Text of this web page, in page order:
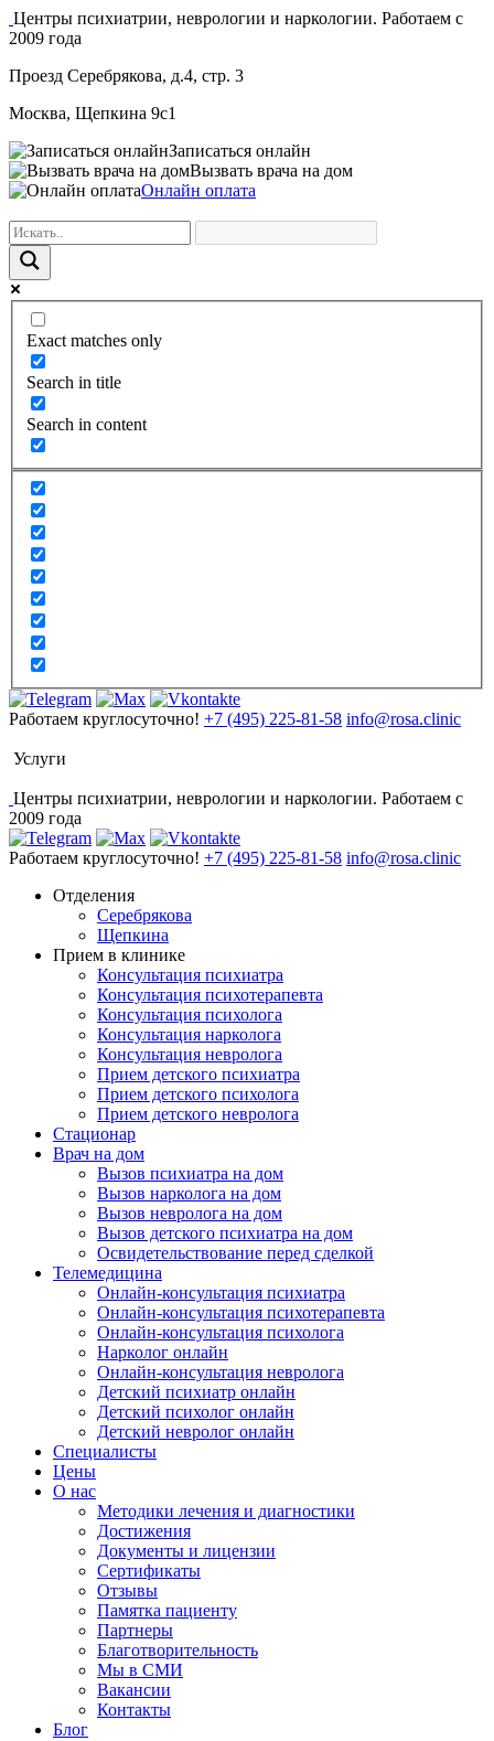
Центры психиатрии, неврологии и наркологии. Работаем с
2009 года
Проезд Серебрякова, д.4, стр. 3
Москва, Щепкина 9с1
Записаться онлайн
Вызвать врача на дом
Онлайн оплата
Exact matches only
Search in title
Search in content
Работаем круглосуточно! +7 (495) 225-81-58 info@rosa.clinic
Услуги
Центры психиатрии, неврологии и наркологии. Работаем с
2009 года
Работаем круглосуточно! +7 (495) 225-81-58 info@rosa.clinic
Отделения
Серебрякова
Щепкина
Прием в клинике
Консультация психиатра
Консультация психотерапевта
Консультация психолога
Консультация нарколога
Консультация невролога
Прием детского психиатра
Прием детского психолога
Прием детского невролога
Стационар
Врач на дом
Вызов психиатра на дом
Вызов нарколога на дом
Вызов невролога на дом
Вызов детского психиатра на дом
Освидетельствование перед сделкой
Телемедицина
Онлайн-консультация психиатра
Онлайн-консультация психотерапевта
Онлайн-консультация психолога
Нарколог онлайн
Онлайн-консультация невролога
Детский психиатр онлайн
Детский психолог онлайн
Детский невролог онлайн
Специалисты
Цены
О нас
Методики лечения и диагностики
Достижения
Документы и лицензии
Сертификаты
Отзывы
Памятка пациенту
Партнеры
Благотворительность
Мы в СМИ
Вакансии
Контакты
Блог